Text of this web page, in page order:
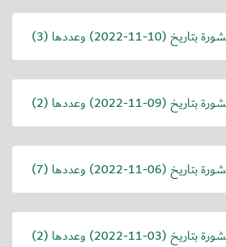
بتاريخ (2022-11-10) وعددها (3)
بتاريخ (2022-11-09) وعددها (2)
بتاريخ (2022-11-06) وعددها (7)
بتاريخ (2022-11-03) وعددها (2)